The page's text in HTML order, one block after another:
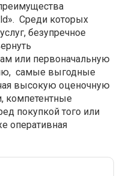
Среди которых
безупречное
или первоначальную
самые выгодные
высокую оценочную
компетентные
покупкой того или
оперативная